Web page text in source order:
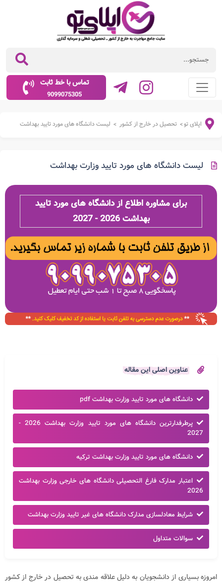
تماس با خط ثابت
9099075305
اپلای تو> تحصیل در خارج از کشور > لیست دانشگاه های مورد تایید بهداشت
لیست دانشگاه های مورد تایید وزارت بهداشت
برای مشاوره اطلاع از دانشگاه های مورد تایید
بهداشت 2026 - 2027
عناوین اصلی این مقاله
دانشگاه های مورد تایید وزارت بهداشت pdf
پرطرفدارترین دانشگاه های مورد تایید وزارت بهداشت 2026 -
2027
دانشگاه های مورد تایید وزارت بهداشت ترکیه
اعتبار مدارک فارغ التحصیلی دانشگاه های خارجی وزارت بهداشت
2026
شرایط معادلسازی مدارک دانشگاه های غیر تایید وزارت بهداشت
سوالات متداول
امروزه بسیاری از دانشجویان به دلیل علاقه مندی به تحصیل در خارج از کشور